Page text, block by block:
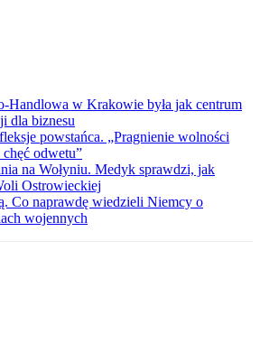
Handlowa w Krakowie była jak centrum
dla biznesu
powstańca. „Pragnienie wolności
chęć odwetu”
na Wołyniu. Medyk sprawdzi, jak
Ostrowieckiej
Co naprawdę wiedzieli Niemcy o
wojennych